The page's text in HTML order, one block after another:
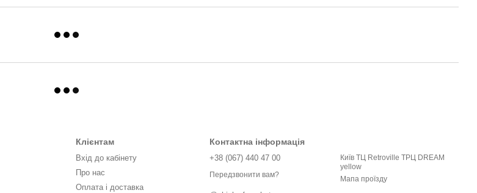
Клієнтам
Вхід до кабінету
Про нас
Оплата і доставка
Контактна інформація
+38 (067) 440 47 00
Передзвонити вам?
Київ ТЦ Retroville ТРЦ DREAM
yellow
Мапа проїзду